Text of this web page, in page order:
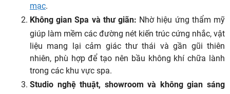
mạc.
Không gian Spa và thư giãn: Nhờ hiệu ứng thẩm mỹ
giúp làm mềm các đường nét kiến trúc cứng nhắc, vật
liệu mang lại cảm giác thư thái và gần gũi thiên
nhiên, phù hợp để tạo nên bầu không khí chữa lành
trong các khu vực spa.
Studio nghệ thuật, showroom và không gian sáng